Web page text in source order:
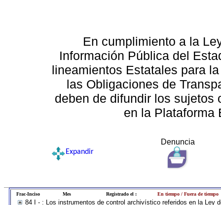
En cumplimiento a la
Información Pública del
lineamientos Estatales para
las Obligaciones de
deben de difundir los sujetos
en la Plataforma
Denuncia
Expandir
Frac-Inciso Mes Registrado el : En tiempo / Fuera de tiempo
84 I - : Los instrumentos de control archivístico referidos en la Ley